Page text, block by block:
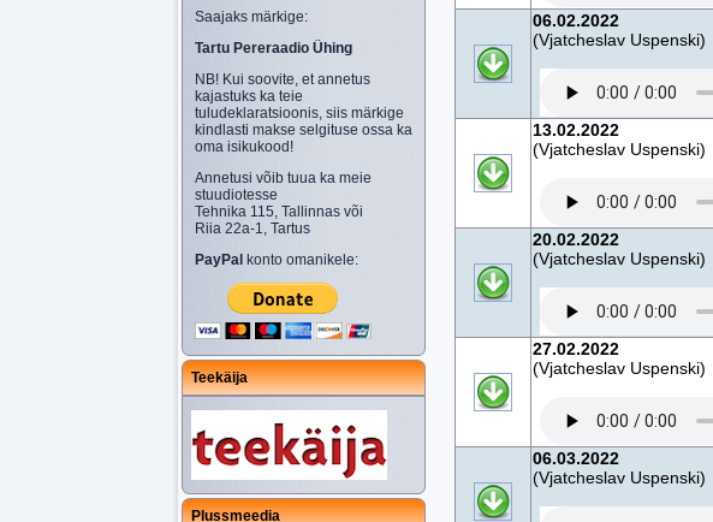
Saajaks märkige:
Tartu Pereraadio Ühing
NB! Kui soovite, et annetus
kajastuks ka teie
tuludeklaratsioonis, siis märkige
kindlasti makse selgituse ossa ka
oma isikukood!
Annetusi võib tuua ka meie
stuudiotesse
Tehnika 115, Tallinnas või
Riia 22a-1, Tartus
PayPal konto omanikele:
Teekäija
Plussmeedia
06.02.2022
(Vjatcheslav Uspenski)
13.02.2022
(Vjatcheslav Uspenski)
20.02.2022
(Vjatcheslav Uspenski)
27.02.2022
(Vjatcheslav Uspenski)
06.03.2022
(Vjatcheslav Uspenski)